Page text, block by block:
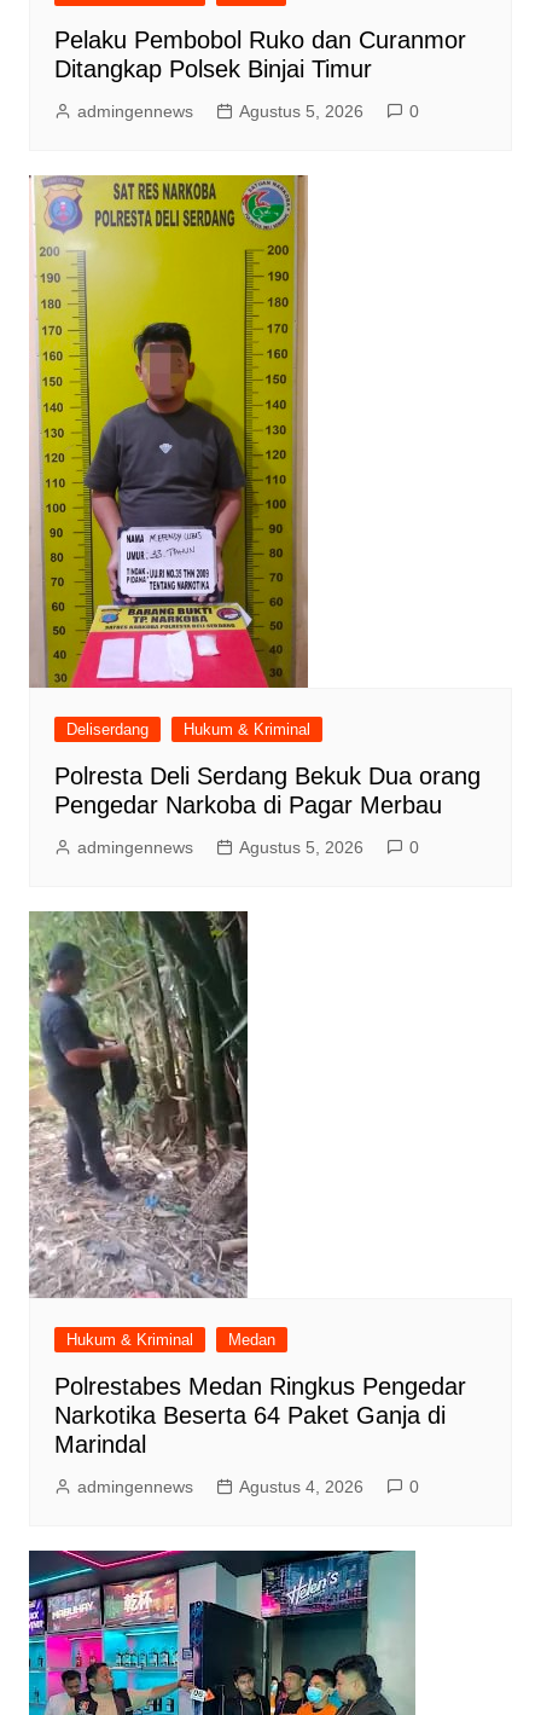
Pelaku Pembobol Ruko dan Curanmor
Ditangkap Polsek Binjai Timur
admingennews Agustus 5, 2026 0
Deliserdang Hukum & Kriminal
Polresta Deli Serdang Bekuk Dua orang
Pengedar Narkoba di Pagar Merbau
admingennews Agustus 5, 2026 0
Hukum & Kriminal Medan
Polrestabes Medan Ringkus Pengedar
Narkotika Beserta 64 Paket Ganja di
Marindal
admingennews Agustus 4, 2026 0